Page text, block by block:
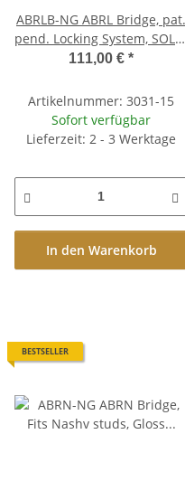
ABRLB-NG ABRL Bridge, pat.
pend. Locking System, SOLID
BELL BRASS, Gloss nickel
111,00 € *
Artikelnummer: 3031-15
Sofort verfügbar
Lieferzeit: 2 - 3 Werktage
In den Warenkorb
BESTSELLER